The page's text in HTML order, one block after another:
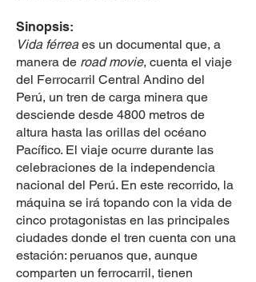
Sinopsis:
Vida férreaes un documental que, a
manera de road movie, cuenta el viaje
del Ferrocarril Central Andino del
Perú, un tren de carga minera que
desciende desde 4800 metros de
altura hasta las orillas del océano
Pacífico. El viaje ocurre durante las
celebraciones de la independencia
nacional del Perú. En este recorrido, la
máquina se irá topando con la vida de
cinco protagonistas en las principales
ciudades donde el tren cuenta con una
estación: peruanos que, aunque
comparten un ferrocarril, tienen